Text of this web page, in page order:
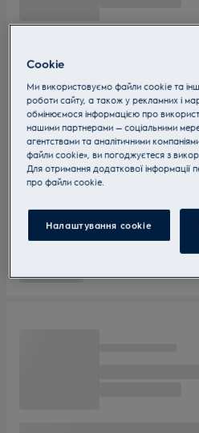
Cookie
Ми використовуємо файли cookie та інші
роботи сайту, а також у рекламних і
обмінюємося інформацією про
нашими партнерами — соціальними
агентствами та аналітичними
файли cookie», ви погоджуєтеся з
Для отримання додаткової інформації
прo файли cookie.
Налаштування cookie